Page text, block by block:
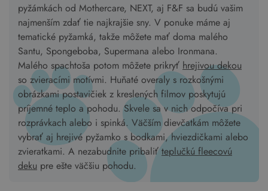
pyžámkách od Mothercare, NEXT, aj F&F sa budú vašim
najmenším zdať tie najkrajšie sny. V ponuke máme aj
tematické pyžamká, takže môžete mať doma malého
Santu, Spongeboba, Supermana alebo Ironmana.
Malého spachtoša potom môžete prikryť hrejivou dekou
so zvieracími motívmi. Huňaté overaly s rozkošnými
obrázkami postavičiek z kreslených filmov poskytujú
príjemné teplo a pohodu. Skvele sa v nich odpočíva pri
rozprávkach alebo i spinká. Väčším dievčatkám môžete
vybrať aj hrejivé pyžamko s bodkami, hviezdičkami alebo
zvieratkami. A nezabudnite pribaliťteplučkú fleecovú
deku pre ešte väčšiu pohodu.